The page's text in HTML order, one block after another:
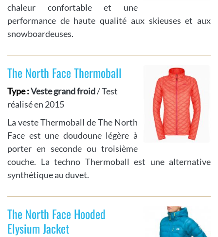
chaleur confortable et une
performance de haute qualité aux skieuses et aux
snowboardeuses.
The North Face Thermoball
Type :Veste grand froid/ Test
réalisé en 2015
La veste Thermoball de The North
Face est une doudoune légère à
porter en seconde ou troisième
couche. La techno Thermoball est une alternative
synthétique au duvet.
The North Face Hooded
Elysium Jacket